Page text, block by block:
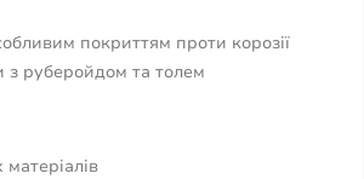
покриттям проти корозії
з руберойдом та толем